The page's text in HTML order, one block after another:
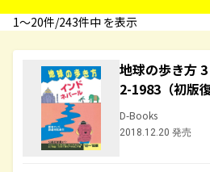
1〜20件/243件中 を表示
地球の歩き方
2-1983（初版
D-Books
2018.12.20 発売